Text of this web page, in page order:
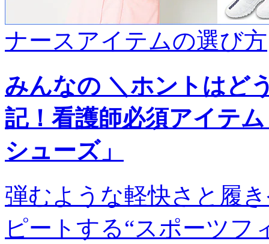
ナースアイテムの選び方
みんなの ＼ホントはど
記！看護師必須アイテ
シューズ」
弾むような軽快さと履
ピートする“スポーツフ